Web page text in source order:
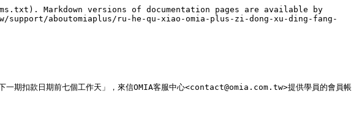
Markdown versions of documentation pages are available by
aboutomiaplus/ru-he-qu-xiao-omia-plus-zi-dong-xu-ding-fang-
一期扣款日期前七個工作天」，來信OMIA客服中心<contact@omia.com.tw>提供學員的會員帳